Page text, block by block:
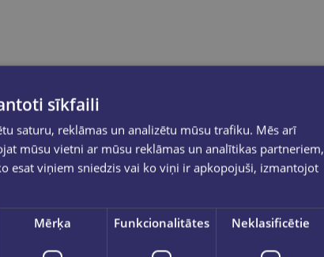
sīkfaili
saturu, reklāmas un analizētu mūsu trafiku. Mēs arī
mūsu vietni ar mūsu reklāmas un analītikas partneriem,
esat viņiem sniedzis vai ko viņi ir apkopojuši, izmantojot
Mērķa Funkcionalitātes Neklasificētie